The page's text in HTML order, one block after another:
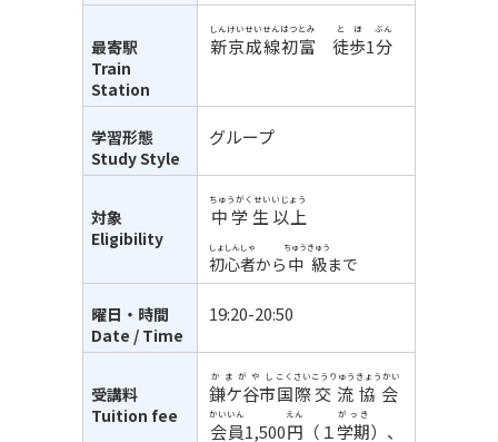
最寄駅
Train
Station
新京成線
しんけいせいせん
初富
はつとみ
徒歩
とほ
1分
ぶん
学習形態
Study Style
グループ
対象
Eligibility
中学生
ちゅうがくせい
以上
いじょう
初心者
しょしんしゃ
から 中級
ちゅうきゅう
まで
曜日・時間
Date / Time
19:20-20:50
受講料
Tuition fee
鎌ケ谷市
かまがやし
国際
こくさい
交流
こうりゅう
協会
きょうかい
会員
かいいん
1,500円
えん
（１学期
がっき
）、